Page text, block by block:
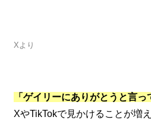
Xより
「ゲイリーにありがとうと言っ
XやTikTokで見かけることが増